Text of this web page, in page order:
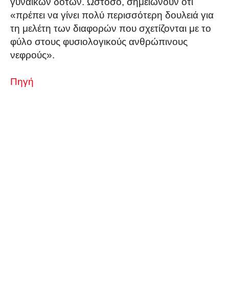
«πρέπει να γίνει πολύ περισσότερη δουλειά για
τη μελέτη των διαφορών που σχετίζονται με το
φύλο στους φυσιολογικούς ανθρώπινους
νεφρούς».
Πηγή